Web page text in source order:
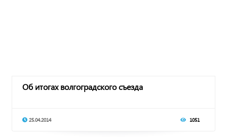
Об итогах волгоградского съезда
25.04.2014 1051